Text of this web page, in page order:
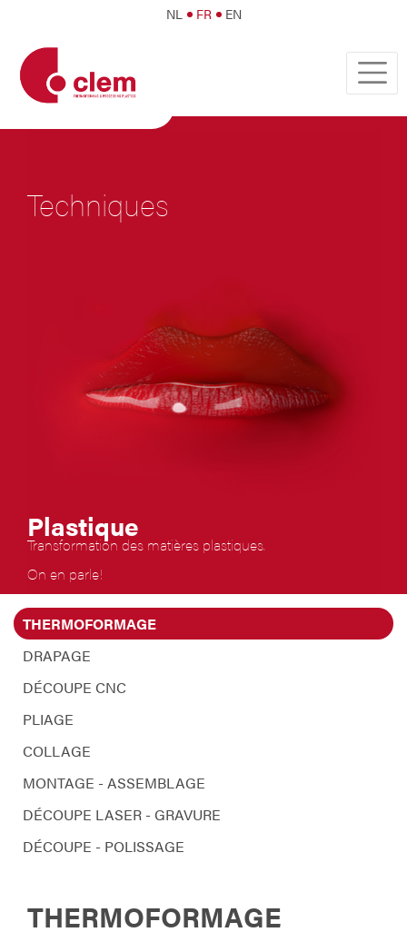
NL FR EN
Techniques
Plastique
Transformation des matières plastiques.
On en parle!
THERMOFORMAGE
DRAPAGE
DÉCOUPE CNC
PLIAGE
COLLAGE
MONTAGE - ASSEMBLAGE
DÉCOUPE LASER - GRAVURE
DÉCOUPE - POLISSAGE
THERMOFORMAGE